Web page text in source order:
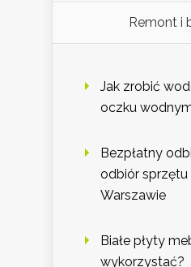
Remont i
Jak zrobić
oczku
Bezpłatny
odbiór
Warszawie
Białe płyty
wykorzystać?